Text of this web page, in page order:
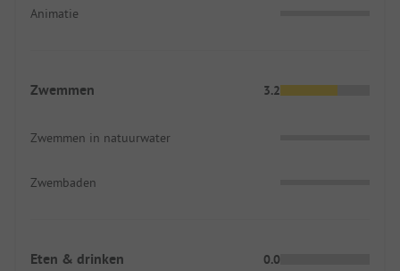
Animatie
Zwemmen 3.2
Zwemmen in natuurwater
Zwembaden
Eten & drinken 0.0